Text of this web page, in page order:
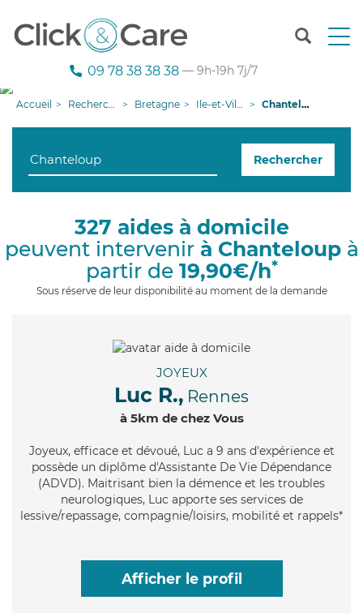
T
n
g
i
09 78 38 38 38 — 9h-19h 7j/7
Accueil Recherche aide à domicile Bretagne Ile-et-Vilaine Chanteloup
Rechercher
327 aides à domicile
peuvent intervenir à Chanteloupà
partir de 19,90€/h*
Sous réserve de leur disponibilité au moment de la demande
JOYEUX
Luc R., Rennes
à 5km de chez Vous
Joyeux, efficace et dévoué, Luc a 9 ans d'expérience et
possède un diplôme d'Assistante De Vie Dépendance
(ADVD). Maitrisant bien la démence et les troubles
neurologiques, Luc apporte ses services de
lessive/repassage, compagnie/loisirs, mobilité et rappels*
Afficher le profil